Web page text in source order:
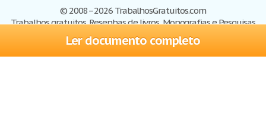
Ler documento completo
© 2008–2026 TrabalhosGratuitos.com
Trabalhos gratuitos, Resenhas de livros, Monografias e Pesquisas